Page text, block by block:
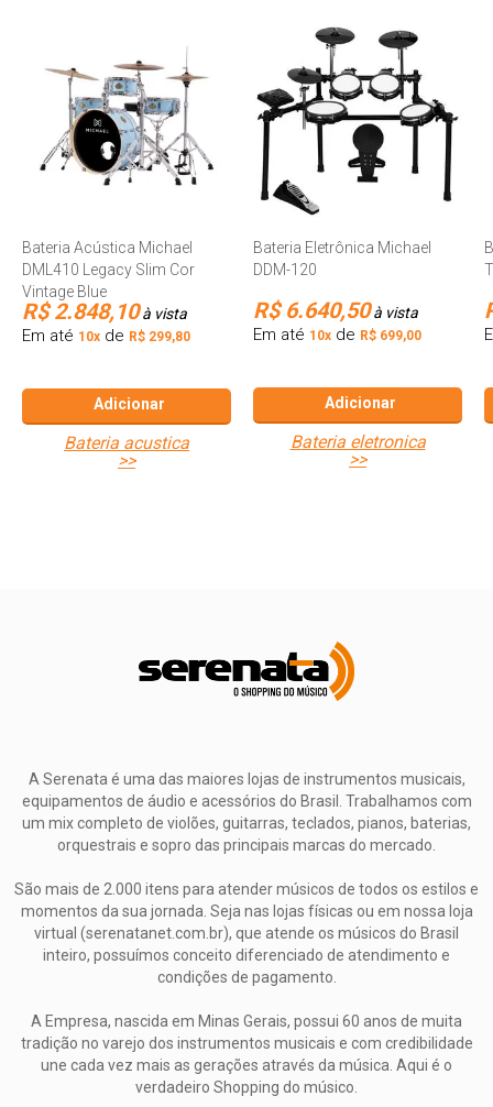
Bateria Acústica Michael
DML410 Legacy Slim Cor
Vintage Blue
R$ 2.848,10à vista
Em até 10x de R$ 299,80
Adicionar
bateria acustica
>>
Bateria Eletrônica Michael
DDM-120
R$ 6.640,50à vista
Em até 10x de R$ 699,00
Adicionar
bateria eletronica
>>
A Serenata é uma das maiores lojas de instrumentos musicais,
equipamentos de áudio e acessórios do Brasil. Trabalhamos com
um mix completo de violões, guitarras, teclados, pianos, baterias,
orquestrais e sopro das principais marcas do mercado.
São mais de 2.000 itens para atender músicos de todos os estilos e
momentos da sua jornada. Seja nas lojas físicas ou em nossa loja
virtual (serenatanet.com.br), que atende os músicos do Brasil
inteiro, possuímos conceito diferenciado de atendimento e
condições de pagamento.
A Empresa, nascida em Minas Gerais, possui 60 anos de muita
tradição no varejo dos instrumentos musicais e com credibilidade
une cada vez mais as gerações através da música. Aqui é o
verdadeiro Shopping do músico.